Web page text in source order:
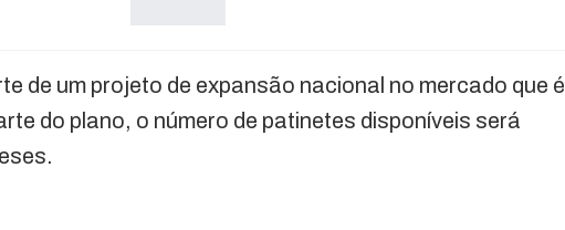
de um projeto de expansão nacional no mercado que é
do plano, o número de patinetes disponíveis será